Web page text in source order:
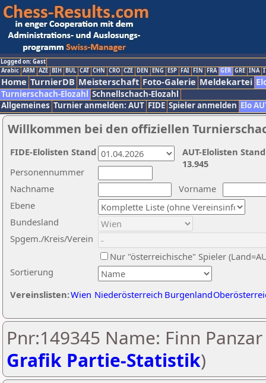
Logged on: Gast
Arabic ARM AZE BIH BUL CAT CHN CRO CZE DEN ENG ESP FAI FIN FRA GER GRE INA
Home TurnierDB Meisterschaft Foto-Galerie Meldekartei
Turnierschach-Elozahl Schnellschach-Elozahl
Allgemeines Turnier anmelden: AUT FIDE Spieler anmelden Elo
Willkommen bei den offiziellen
Nachname
Vorname
Ebene
Sortierung
Personennummer
Bundesland
Spgem./Kreis/Verein
Nur "österreichische" Spieler
Vereinslisten:Wien Niederösterreich Burgenland
AUT-Elolisten
13.945
FIDE-Elolisten Stand
Pnr:149345 Name: Finn
Grafik Partie-Statistik)